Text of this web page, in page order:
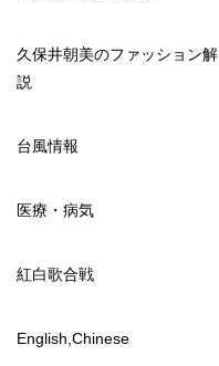
久保井朝美のファッション解
説
台風情報
医療・病気
紅白歌合戦
English,Chinese